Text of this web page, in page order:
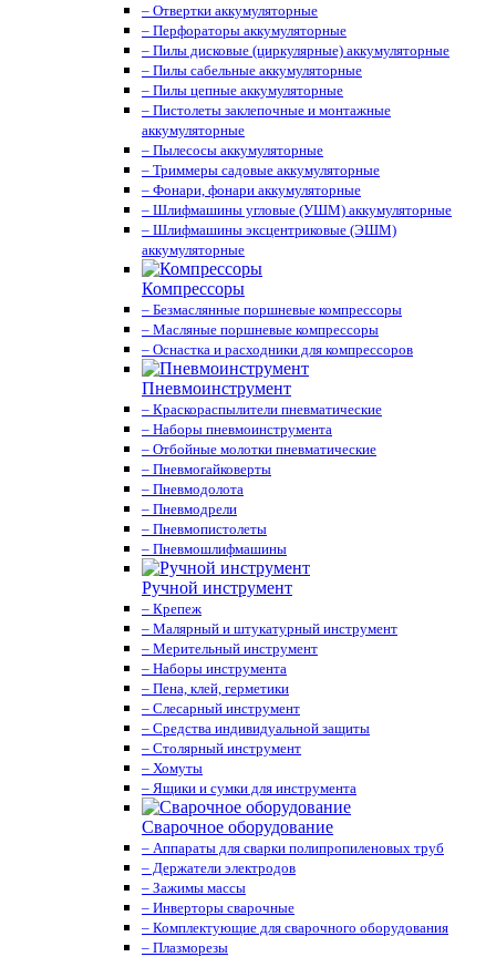
– Отвертки аккумуляторные
– Перфораторы аккумуляторные
– Пилы дисковые (циркулярные) аккумуляторные
– Пилы сабельные аккумуляторные
– Пилы цепные аккумуляторные
– Пистолеты заклепочные и монтажные
аккумуляторные
– Пылесосы аккумуляторные
– Триммеры садовые аккумуляторные
– Фонари, фонари аккумуляторные
– Шлифмашины угловые (УШМ) аккумуляторные
– Шлифмашины эксцентриковые (ЭШМ)
аккумуляторные
Компрессоры
– Безмаслянные поршневые компрессоры
– Масляные поршневые компрессоры
– Оснастка и расходники для компрессоров
Пневмоинструмент
– Краскораспылители пневматические
– Наборы пневмоинструмента
– Отбойные молотки пневматические
– Пневмогайковерты
– Пневмодолота
– Пневмодрели
– Пневмопистолеты
– Пневмошлифмашины
Ручной инструмент
– Крепеж
– Малярный и штукатурный инструмент
– Мерительный инструмент
– Наборы инструмента
– Пена, клей, герметики
– Слесарный инструмент
– Средства индивидуальной защиты
– Столярный инструмент
– Хомуты
– Ящики и сумки для инструмента
Сварочное оборудование
– Аппараты для сварки полипропиленовых труб
– Держатели электродов
– Зажимы массы
– Инверторы сварочные
– Комплектующие для сварочного оборудования
– Плазморезы